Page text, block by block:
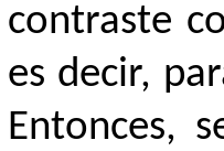
contraste
es decir,
Entonces,